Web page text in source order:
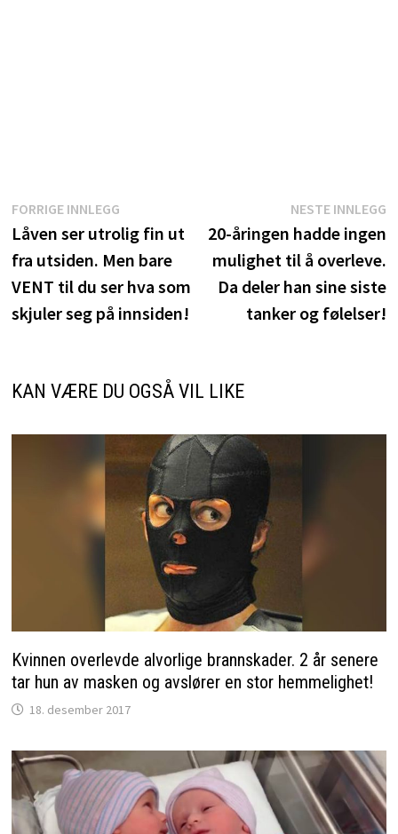
Innleggsnavigasjon
FORRIGE INNLEGGForrige
innlegg:
Låven ser utrolig fin ut
fra utsiden. Men bare
VENT til du ser hva som
skjuler seg på innsiden!
NESTE INNLEGG
20-åringen hadde ingen
mulighet til å overleve.
Da deler han sine siste
tanker og følelser!
KAN VÆRE DU OGSÅ VIL LIKE
Kvinnen overlevde alvorlige brannskader. 2 år senere
tar hun av masken og avslører en stor hemmelighet!
18. desember 2017